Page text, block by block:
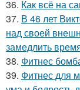
36. Как всё на
37. В 46 лет
над своей
замедлить
38. Фитнес
39. Фитнес для